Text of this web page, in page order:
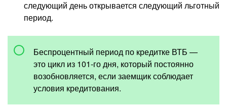
следующий день открывается следующий льготный
период.
Беспроцентный период по кредитке ВТБ —
это цикл из 101-го дня, который постоянно
возобновляется, если заемщик соблюдает
условия кредитования.